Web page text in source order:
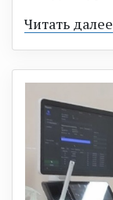
Читать далее